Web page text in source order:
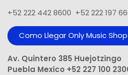
+52 222 442 8600 +52 222 197
Como Llegar Only Music
Av. Quintero 385 Huejotzingo
Puebla Mexico +52 227 100